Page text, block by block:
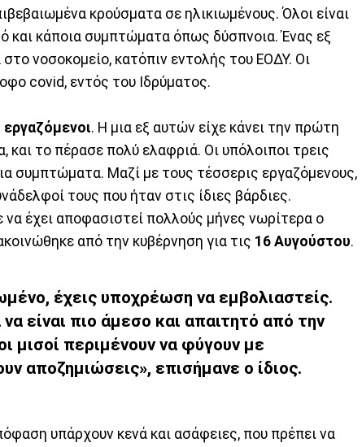
κρούσματα σε ηλικιωμένους. Όλοι είναι
και κάποια συμπτώματα όπως δύσπνοια. Ένας εξ
νοσοκομείο, κατόπιν εντολής του ΕΟΔΥ. Οι
covid, εντός του Ιδρύματος.
εργαζόμενοι. Η μια εξ αυτών είχε κάνει την πρώτη
και το πέρασε πολύ ελαφριά. Οι υπόλοιποι τρεις
συμπτώματα. Μαζί με τους τέσσερις εργαζόμενους,
τους που ήταν στις ίδιες βάρδιες.
έχει αποφασιστεί πολλούς μήνες νωρίτερα ο
από την κυβέρνηση για τις 16 Αυγούστου.
έχεις υποχρέωση να εμβολιαστείς.
είναι πιο άμεσο και απαιτητό από την
μισοί περιμένουν να φύγουν με
αποζημιώσεις», επισήμανε ο ίδιος.
υπάρχουν κενά και ασάφειες, που πρέπει να